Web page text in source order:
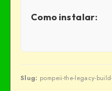
Como instalar:
Slug: pompeii-the-legacy-